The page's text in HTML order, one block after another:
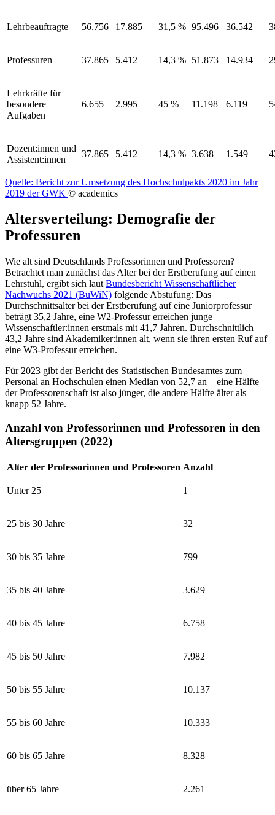
Lehrbeauftragte 56.756 17.885 31,5 % 95.496 36.542
Professuren 37.865 5.412 14,3 % 51.873 14.934
Lehrkräfte für
besondere
Aufgaben
6.655 2.995 45 % 11.198 6.119
Dozent:innen und
Assistent:innen
37.865 5.412 14,3 % 3.638 1.549
Quelle: Bericht zur Umsetzung des Hochschulpakts 2020 im Jahr
2019 der GWK © academics
Altersverteilung: Demografie der
Professuren
Wie alt sind Deutschlands Professorinnen und Professoren?
Betrachtet man zunächst das Alter bei der Erstberufung auf einen
Lehrstuhl, ergibt sich laut Bundesbericht Wissenschaftlicher
Nachwuchs 2021 (BuWiN) folgende Abstufung: Das
Durchschnittsalter bei der Erstberufung auf eine Juniorprofessur
beträgt 35,2 Jahre, eine W2-Professur erreichen junge
Wissenschaftler:innen erstmals mit 41,7 Jahren. Durchschnittlich
43,2 Jahre sind Akademiker:innen alt, wenn sie ihren ersten Ruf auf
eine W3-Professur erreichen.
Für 2023 gibt der Bericht des Statistischen Bundesamtes zum
Personal an Hochschulen einen Median von 52,7 an – eine Hälfte
der Professorenschaft ist also jünger, die andere Hälfte älter als
knapp 52 Jahre.
Anzahl von Professorinnen und Professoren in den
Altersgruppen (2022)
Alter der Professorinnen und Professoren Anzahl
Unter 25 1
25 bis 30 Jahre 32
30 bis 35 Jahre 799
35 bis 40 Jahre 3.629
40 bis 45 Jahre 6.758
45 bis 50 Jahre 7.982
50 bis 55 Jahre 10.137
55 bis 60 Jahre 10.333
60 bis 65 Jahre 8.328
über 65 Jahre 2.261